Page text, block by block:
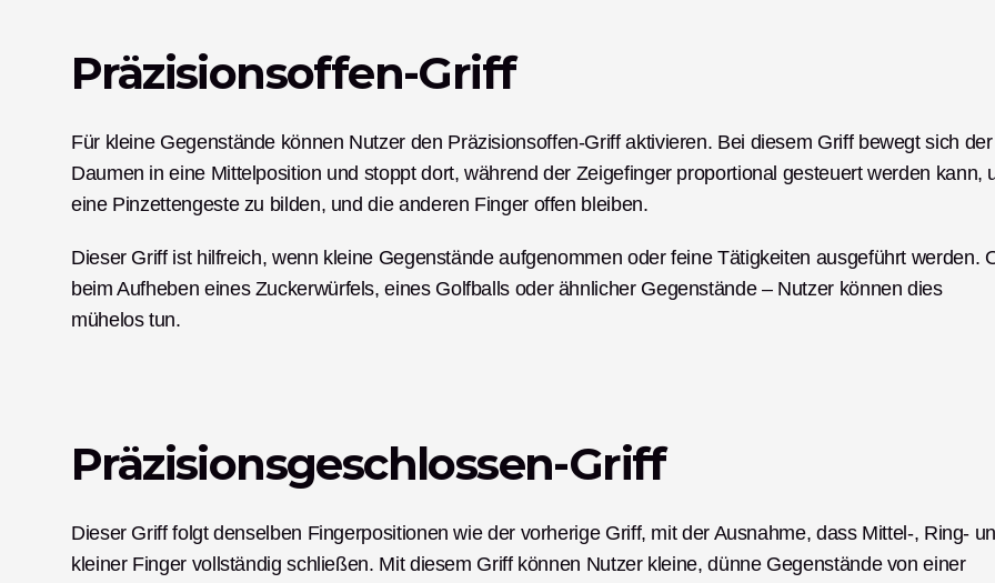
Präzisionsoffen-Griff
Für kleine Gegenstände können Nutzer den Präzisionsoffen-Griff aktivieren. Bei diesem Griff bewegt sich der
Daumen in eine Mittelposition und stoppt dort, während der Zeigefinger proportional gesteuert werden kann,
eine Pinzettengeste zu bilden, und die anderen Finger offen bleiben.
Dieser Griff ist hilfreich, wenn kleine Gegenstände aufgenommen oder feine Tätigkeiten ausgeführt werden.
beim Aufheben eines Zuckerwürfels, eines Golfballs oder ähnlicher Gegenstände – Nutzer können dies
mühelos tun.
Präzisionsgeschlossen-Griff
Dieser Griff folgt denselben Fingerpositionen wie der vorherige Griff, mit der Ausnahme, dass Mittel-, Ring-
kleiner Finger vollständig schließen. Mit diesem Griff können Nutzer kleine, dünne Gegenstände von einer